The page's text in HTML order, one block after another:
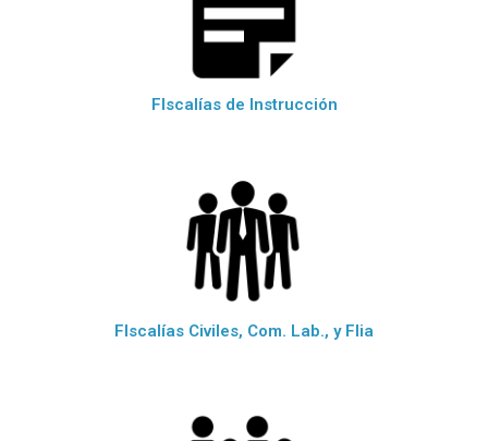
FIscalías de Instrucción
FIscalías Civiles, Com. Lab., y Flia